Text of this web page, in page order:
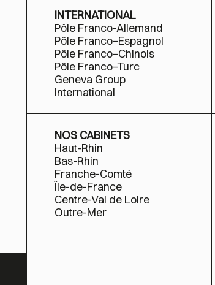
INTERNATIONAL
Pôle Franco-Allemand
Pôle Franco–Espagnol
Pôle Franco–Chinois
Pôle Franco–Turc
Geneva Group
International
NOS CABINETS
Haut-Rhin
Bas-Rhin
Franche-Comté
Île-de-France
Centre-Val de Loire
Outre-Mer